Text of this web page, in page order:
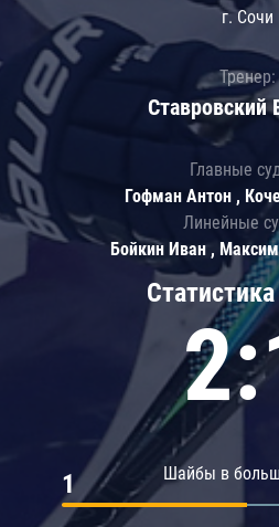
Шайбы в
1
г. Сочи
Тренер:
Ставровский
Главные
Гофман Антон ,
Линейные
Бойкин Иван ,